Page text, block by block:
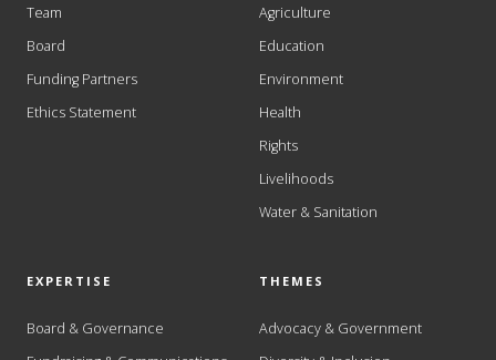
Team
Board
Funding Partners
Ethics Statement
Agriculture
Education
Environment
Health
Rights
Livelihoods
Water & Sanitation
EXPERTISE
Board & Governance
THEMES
Advocacy & Government